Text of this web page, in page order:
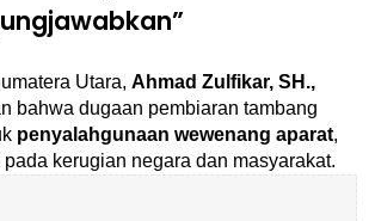
Utara, Ahmad Zulfikar, SH.,
bahwa dugaan pembiaran tambang
penyalahgunaan wewenang aparat,
kerugian negara dan masyarakat.